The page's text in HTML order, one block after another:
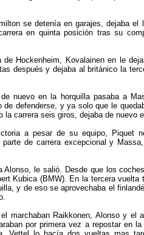
se detenía en garajes, dejaba el
en quinta posición tras su
Hockenheim, Kovalainen en le
después y dejaba al británico la
nuevo en la horquilla pasaba a
defenderse, y ya solo que le
la carrera seis giros, dejaba de nuevo
a pesar de su equipo, Piquet
de carrera excepcional y
Alonso, le salió. Desde que los
Kubica (BMW). En la tercera vuelta
y de eso se aprovechaba el
marchaban Raikkonen, Alonso y el
por primera vez a repostar en